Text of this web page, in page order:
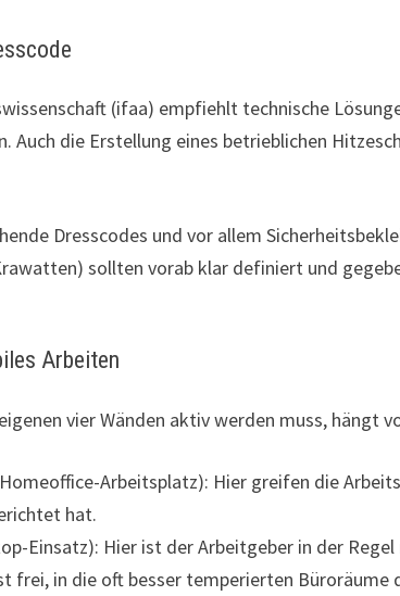
(ifaa) empfiehlt technische
Auch die Erstellung eines betrieblichen
Dresscodes und vor allem
sollten vorab klar definiert und
Arbeiten
vier Wänden aktiv werden muss, hängt
Arbeitsplatz): Hier greifen die
hat.
Einsatz): Hier ist der Arbeitgeber in der
frei, in die oft besser temperierten Büroräume